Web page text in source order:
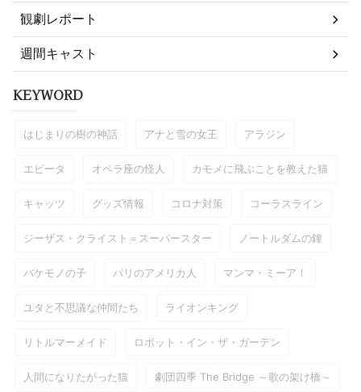
観劇レポート
週間キャスト
KEYWORD
はじまりの樹の神話 アナと雪の女王 アラジン
エビータ オペラ座の怪人 カモメに飛ぶことを教えた猫
キャッツ グッズ情報 コロナ対策 コーラスライン
ジーザス・クライスト＝スーパースター ノートルダムの鐘
バケモノの子 パリのアメリカ人 マンマ・ミーア！
ユタと不思議な仲間たち ライオンキング
リトルマーメイド ロボット・イン・ザ・ガーデン
人間になりたがった猫 劇団四季 The Bridge ～歌の架け橋～